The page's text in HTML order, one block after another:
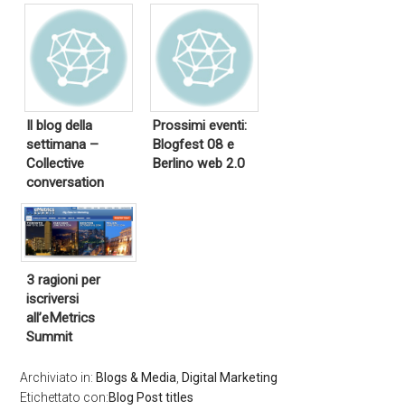
Il blog della
settimana –
Collective
conversation
Prossimi eventi:
Blogfest 08 e
Berlino web 2.0
3 ragioni per
iscriversi
all’eMetrics
Summit
Archiviato in: Blogs & Media Digital Marketing
Etichettato con:Blog Post titles